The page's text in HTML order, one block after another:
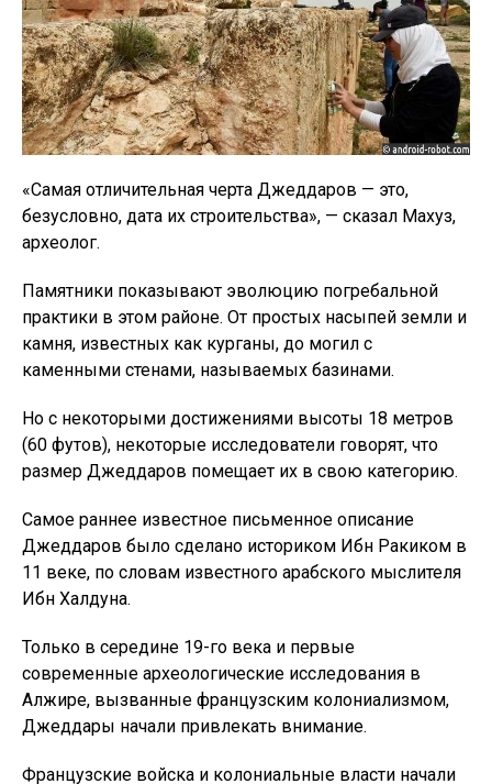
«Самая отличительная черта Джеддаров — это,
безусловно, дата их строительства», — сказал Махуз,
археолог.
Памятники показывают эволюцию погребальной
практики в этом районе. От простых насыпей земли и
камня, известных как курганы, до могил с
каменными стенами, называемых базинами.
Но с некоторыми достижениями высоты 18 метров
(60 футов), некоторые исследователи говорят, что
размер Джеддаров помещает их в свою категорию.
Самое раннее известное письменное описание
Джеддаров было сделано историком Ибн Ракиком в
11 веке, по словам известного арабского мыслителя
Ибн Халдуна.
Только в середине 19-го века и первые
современные археологические исследования в
Алжире, вызванные французским колониализмом,
Джеддары начали привлекать внимание.
Французские войска и колониальные власти начали